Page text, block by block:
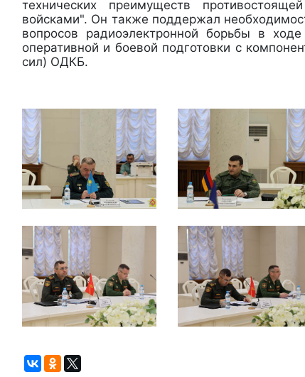
технических преимуществ
войсками". Он также поддержал
вопросов радиоэлектронной борьбы в
оперативной и боевой подготовки с
сил) ОДКБ.